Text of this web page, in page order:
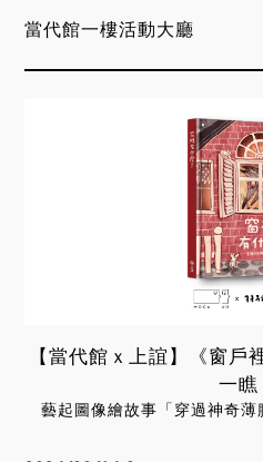
當代館一樓活動大廳
【當代館ｘ上誼】《窗戶
一瞧
藝起圖像繪故事「穿過神奇